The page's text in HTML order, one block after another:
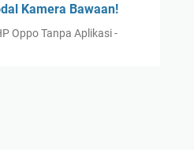
Kamera Bawaan!
Oppo Tanpa Aplikasi -